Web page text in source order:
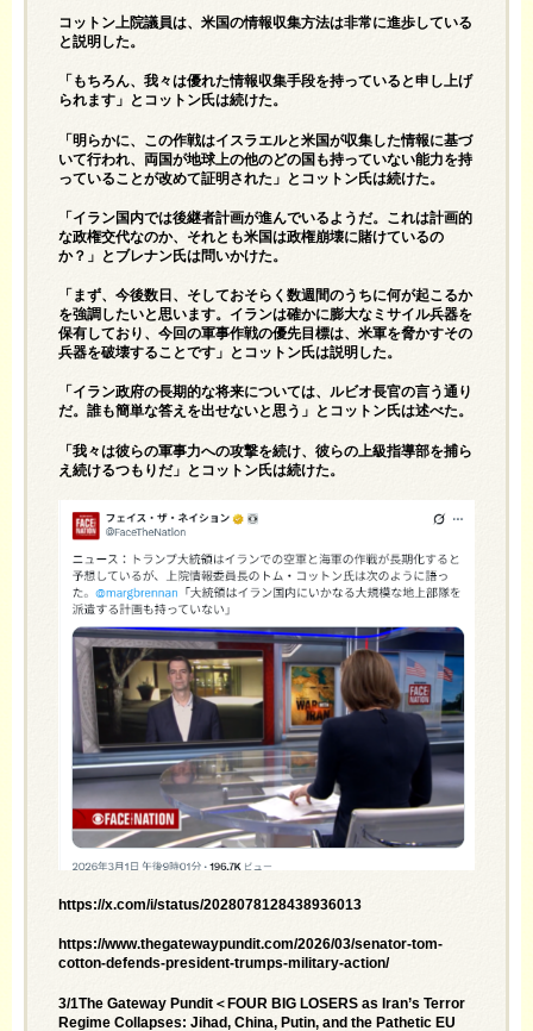
コットン上院議員は、米国の情報収集方法は非常に進歩している
と説明した。
「もちろん、我々は優れた情報収集手段を持っていると申し上げ
られます」とコットン氏は続けた。
「明らかに、この作戦はイスラエルと米国が収集した情報に基づ
いて行われ、両国が地球上の他のどの国も持っていない能力を持
っていることが改めて証明された」とコットン氏は続けた。
「イラン国内では後継者計画が進んでいるようだ。これは計画的
な政権交代なのか、それとも米国は政権崩壊に賭けているの
か？」とブレナン氏は問いかけた。
「まず、今後数日、そしておそらく数週間のうちに何が起こるか
を強調したいと思います。イランは確かに膨大なミサイル兵器を
保有しており、今回の軍事作戦の優先目標は、米軍を脅かすその
兵器を破壊することです」とコットン氏は説明した。
「イラン政府の長期的な将来については、ルビオ長官の言う通り
だ。誰も簡単な答えを出せないと思う」とコットン氏は述べた。
「我々は彼らの軍事力への攻撃を続け、彼らの上級指導部を捕ら
え続けるつもりだ」とコットン氏は続けた。
https://x.com/i/status/2028078128438936013
https://www.thegatewaypundit.com/2026/03/senator-tom-
cotton-defends-president-trumps-military-action/
3/1The Gateway Pundit＜FOUR BIG LOSERS as Iran’s Terror
Regime Collapses: Jihad, China, Putin, and the Pathetic EU